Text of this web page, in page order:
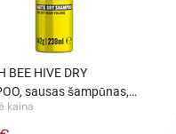
BEE HIVE DRY
sausas šampūnas,
kaina